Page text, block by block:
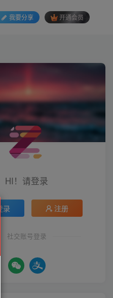
我要分享 开通会员
HI！请登录
登录 注册
社交账号登录